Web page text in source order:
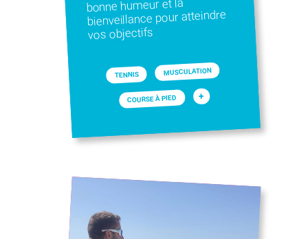
bonne humeur et la
bienveillance pour atteindre
vos objectifs
TENNIS MUSCULATION
COURSE À PIED +